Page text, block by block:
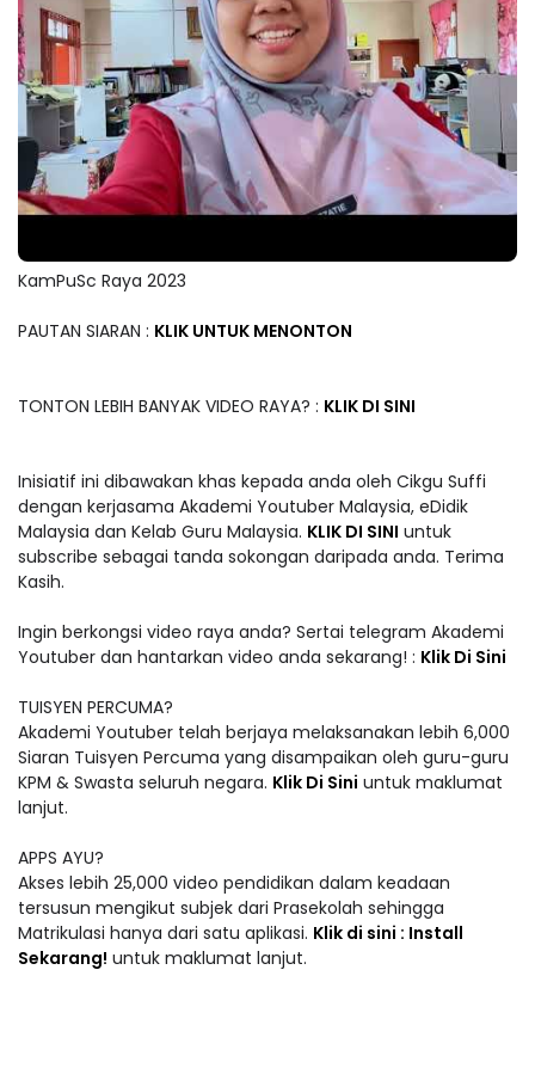
KamPuSc Raya 2023
PAUTAN SIARAN : KLIK UNTUK MENONTON
TONTON LEBIH BANYAK VIDEO RAYA? : KLIK DI SINI
Inisiatif ini dibawakan khas kepada anda oleh Cikgu Suffi
dengan kerjasama Akademi Youtuber Malaysia, eDidik
Malaysia dan Kelab Guru Malaysia. KLIK DI SINI untuk
subscribe sebagai tanda sokongan daripada anda. Terima
Kasih.
Ingin berkongsi video raya anda? Sertai telegram Akademi
Youtuber dan hantarkan video anda sekarang! : Klik Di Sini
TUISYEN PERCUMA?
Akademi Youtuber telah berjaya melaksanakan lebih 6,000
Siaran Tuisyen Percuma yang disampaikan oleh guru-guru
KPM & Swasta seluruh negara. Klik Di Sini untuk maklumat
lanjut.
APPS AYU?
Akses lebih 25,000 video pendidikan dalam keadaan
tersusun mengikut subjek dari Prasekolah sehingga
Matrikulasi hanya dari satu aplikasi. Klik di sini : Install
Sekarang! untuk maklumat lanjut.